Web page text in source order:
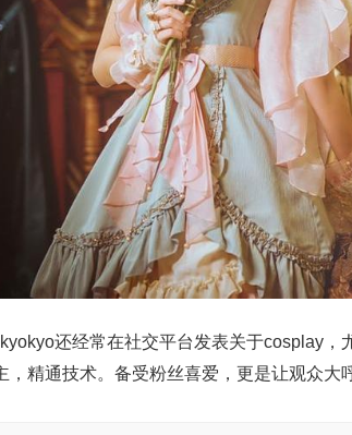
还经常在社交平台发表关于cosplay，
，精通技术。备受粉丝喜爱，更是让观众大